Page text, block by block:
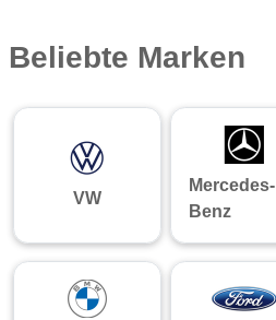
Beliebte Marken
VW
Mercedes-
Benz